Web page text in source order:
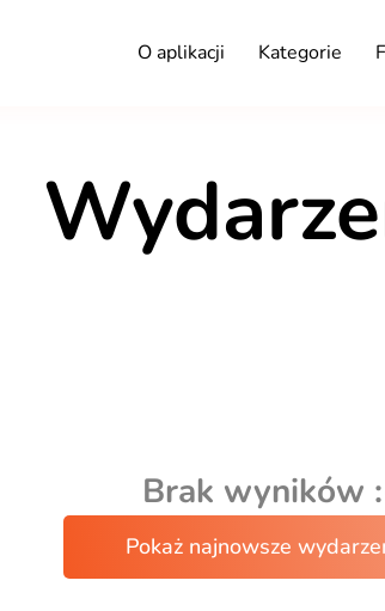
O aplikacji Kategorie
Brak wyników